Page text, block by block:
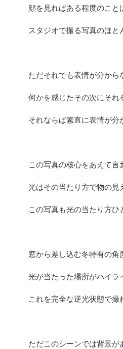
顔を見ればある程度のこと
スタジオで撮る写真のほと
ただそれでも表情が分から
何かを感じたその次にそれ
それならば素直に表情が分
この写真の核心をあえて言
光はその当たり方で物の見
この写真も光の当たり方ひ
窓から差し込む冬特有の角
光が当たった場所がハイラ
これを完全な逆光状態で撮
ただこのシーンでは背景が